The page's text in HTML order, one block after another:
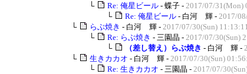
└
Re: 俺星ビール - 蝶子 - 2017/07/31(Mon)
└
Re: 俺星ビール - 白河 輝 - 2017/
└
らぶ焼き - 白河 輝 - 2017/07/30(Sun) 11:13:11
└
Re: らぶ焼き - 三園晶 - 2017/07/30(Sun)
└
（差し替え）らぶ焼き - 白河 輝 -
└
生きカカオ - 白河 輝 - 2017/07/30(Sun)
└
Re: 生きカカオ - 三園晶 - 2017/07/